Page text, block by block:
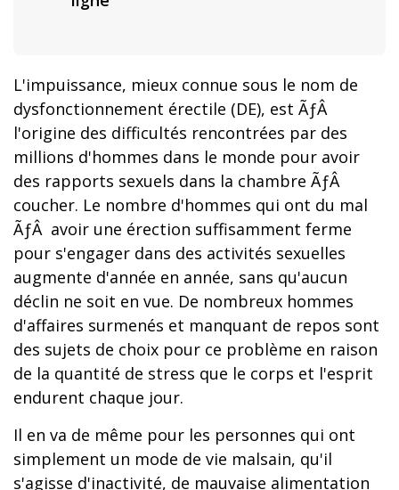
L'impuissance, mieux connue sous le nom de
dysfonctionnement érectile (DE), est ÃƒÂ
l'origine des difficultés rencontrées par des
millions d'hommes dans le monde pour avoir
des rapports sexuels dans la chambre ÃƒÂ
coucher. Le nombre d'hommes qui ont du mal
ÃƒÂ avoir une érection suffisamment ferme
pour s'engager dans des activités sexuelles
augmente d'année en année, sans qu'aucun
déclin ne soit en vue. De nombreux hommes
d'affaires surmenés et manquant de repos sont
des sujets de choix pour ce problème en raison
de la quantité de stress que le corps et l'esprit
endurent chaque jour.
Il en va de même pour les personnes qui ont
simplement un mode de vie malsain, qu'il
s'agisse d'inactivité, de mauvaise alimentation